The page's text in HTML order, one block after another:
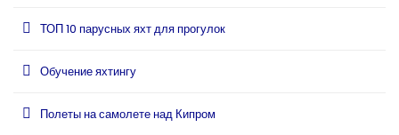
ТОП 10 парусных яхт для прогулок
Обучение яхтингу
Полеты на самолете над Кипром